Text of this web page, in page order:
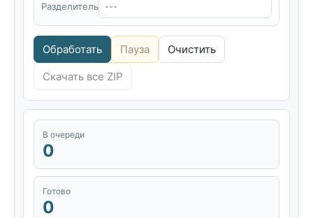
Разделитель
Обработать Пауза Очистить
Скачать все ZIP
В очереди
0
Готово
0